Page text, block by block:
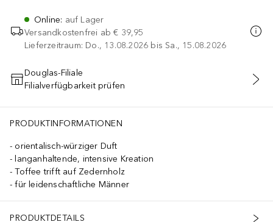
Online: auf Lager
Versandkostenfrei ab € 39,95
Lieferzeitraum: Do., 13.08.2026 bis Sa., 15.08.2026
IN DEN WARENKORB
Douglas-Filiale
Filialverfügbarkeit prüfen
PRODUKTINFORMATIONEN
orientalisch-würziger Duft
langanhaltende, intensive Kreation
Toffee trifft auf Zedernholz
für leidenschaftliche Männer
PRODUKTDETAILS